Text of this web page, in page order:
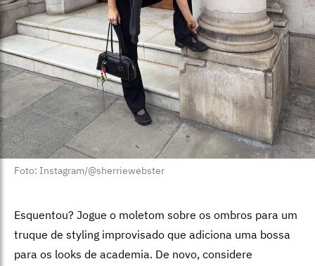
Foto: Instagram/@sherriewebster
Esquentou? Jogue o moletom sobre os ombros para um
truque de styling improvisado que adiciona uma bossa
para os looks de academia. De novo, considere